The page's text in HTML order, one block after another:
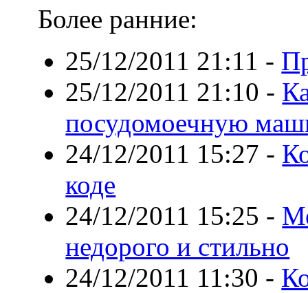
Более ранние:
25/12/2011 21:11 -
25/12/2011 21:10 -
посудомоечную
24/12/2011 15:27 -
коде
24/12/2011 15:25 -
недорого и стильно
24/12/2011 11:30 -